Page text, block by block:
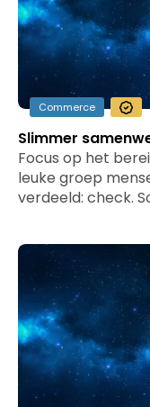
Commerce
Slimmer
Focus op het
leuke groep
verdeeld: check.